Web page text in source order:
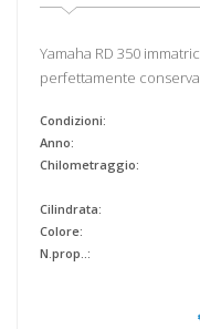
Yamaha RD 350
perfettamente
Condizioni:
Anno:
Chilometraggio:
Cilindrata:
Colore:
N.prop..: